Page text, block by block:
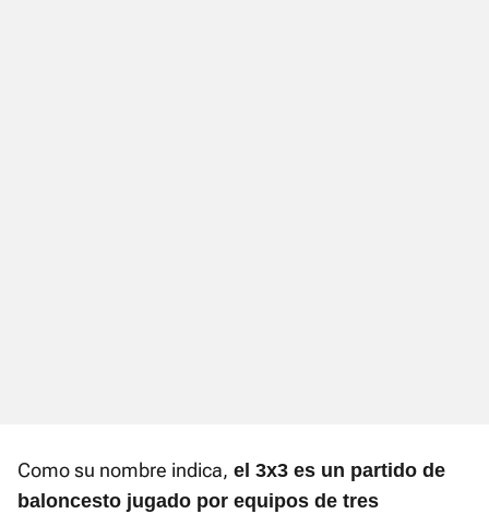
Como su nombre indica, el 3x3 es un partido de
baloncesto jugado por equipos de tres